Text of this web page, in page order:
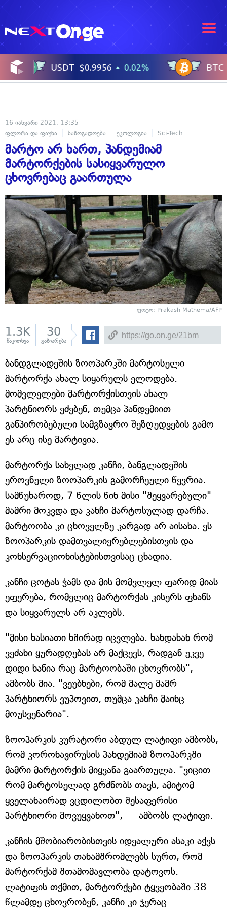
16 იანვარი 2021, 13:35
ფლორა და ფაუნა
საზოგადოება ეკოლოგია Sci-Tech
მარტო არ ხართ, პანდემიამ
მარტორქების სასიყვარულო
ცხოვრებაც გაართულა
ფოტო: Prakash Mathema/AFP
1.3K
წაკითხვა
30
გაზიარება
ბანდგლადეშის ზოოპარკში მარტოსული
მარტორქა ახალ სიყარულს ელოდება.
მომვლელები მარტორქისთვის ახალ
პარტნიორს ეძებენ, თუმცა პანდემიით
განპირობებული სამგზავრო შეზღუდვების გამო
ეს არც ისე მარტივია.
მარტორქა სახელად კანჩი, ბანგლადეშის
ეროვნული ზოოპარკის გამორჩეული წევრია.
სამწუხაროდ, 7 წლის წინ მისი "შეყვარებული"
მამრი მოკვდა და კანჩი მარტოსულად დარჩა.
მარტოობა კი ცხოველზე კარგად არ აისახა. ეს
ზოოპარკის დამთვალიერებლებისთვის და
კონსერვაციონისტებისთვისაც ცხადია.
კანჩი ცოტას ჭამს და მის მომვლელ ფარიდ მიას
ეფერება, რომელიც მარტორქას კისერს ფხანს
და სიყვარულს არ აკლებს.
"მისი ხასიათი ხშირად იცვლება. ხანდახან რომ
ვეძახი ყურადღებას არ მაქცევს, რადგან უკვე
დიდი ხანია რაც მარტოობაში ცხოვრობს", —
ამბობს მია. "ვეუბნები, რომ მალე მამრ
პარტნიორს ვუპოვით, თუმცა კანჩი მაინც
მოუსვენარია".
ზოოპარკის კურატორი აბდულ ლატიფი ამბობს,
რომ კორონავირუსის პანდემიამ ზოოპარკში
მამრი მარტორქის მიყვანა გაართულა. "ვიცით
რომ მარტოსულად გრძნობს თავს, ამიტომ
ყველანაირად ვცდილობთ შესაფერისი
პარტნიორი მოვუყვანოთ", — ამბობს ლატიფი.
კანჩის მშობიარობისთვის იდეალური ასაკი აქვს
და ზოოპარკის თანამშრომლებს სურთ, რომ
მარტორქამ შთამომავლობა დატოვოს.
ლატიფის თქმით, მარტორქები ტყვეობაში 38
წლამდე ცხოვრობენ, კანჩი კი ჯერაც